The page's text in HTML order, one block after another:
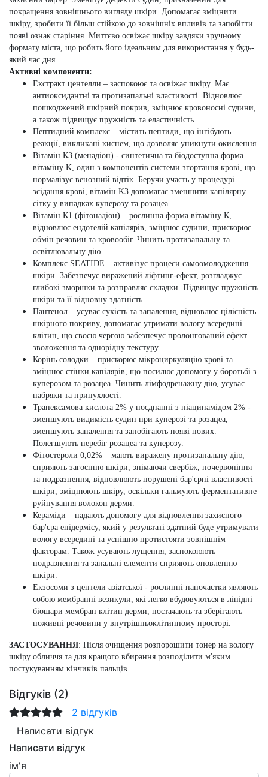
покращення зовнішнього вигляду шкіри. Допомагає зміцнити
шкіру, зробити її більш стійкою до зовнішніх впливів та запобігти
появі ознак старіння. Миттєво освіжає шкіру завдяки зручному
формату міста, що робить його ідеальним для використання у будь-
який час дня.
Активні компоненти:
Екстракт центелли – заспокоює та освіжає шкіру. Має
антиоксидантні та протизапальні властивості. Відновлює
пошкоджений шкірний покрив, зміцнює кровоносні судини,
а також підвищує пружність та еластичність.
Пептидний комплекс – містить пептиди, що інгібують
реакції, викликані киснем, що дозволяє уникнути окислення.
Вітамін К3 (менадіон) - синтетична та біодоступна форма
вітаміну K, один з компонентів системи згортання крові, що
нормалізує венозний відтік. Беручи участь у процедурі
зсідання крові, вітамін K3 допомагає зменшити капілярну
сітку у випадках куперозу та розацеа.
Вітамін К1 (фітонадіон) – рослинна форма вітаміну К,
відновлює ендотелій капілярів, зміцнює судини, прискорює
обмін речовин та кровообіг. Чинить протизапальну та
освітлювальну дію.
Комплекс SEATIDE – активізує процеси самоомолодження
шкіри. Забезпечує виражений ліфтинг-ефект, розгладжує
глибокі зморшки та розправляє складки. Підвищує пружність
шкіри та її відновну здатність.
Пантенол – усуває сухість та запалення, відновлює цілісність
шкірного покриву, допомагає утримати вологу всередині
клітин, що своєю чергою забезпечує пролонгований ефект
зволоження та однорідну текстуру.
Корінь солодки – прискорює мікроциркуляцію крові та
зміцнює стінки капілярів, що посилює допомогу у боротьбі з
куперозом та розацеа. Чинить лімфодренажну дію, усуває
набряки та припухлості.
Транексамова кислота 2% у поєднанні з ніацинамідом 2% -
зменшують видимість судин при куперозі та розацеа,
зменшують запалення та запобігають появі нових.
Полегшують перебіг розацеа та куперозу.
Фітостероли 0,02% – мають виражену протизапальну дію,
сприяють загоєнню шкіри, знімаючи свербіж, почервоніння
та подразнення, відновлюють порушені бар'єрні властивості
шкіри, зміцнюють шкіру, оскільки гальмують ферментативне
руйнування волокон дерми.
Кераміди – надають допомогу для відновлення захисного
бар'єра епідермісу, який у результаті здатний буде утримувати
вологу всередині та успішно протистояти зовнішнім
факторам. Також усувають лущення, заспокоюють
подразнення та запальні елементи сприяють оновленню
шкіри.
Екзосоми з центели азіатської - рослинні наночастки являють
собою мембранні везикули, які легко вбудовуються в ліпідні
біошари мембран клітин дерми, постачають та зберігають
поживні речовини у внутрішньоклітинному просторі.
ЗАСТОСУВАННЯ: Після очищення розпорошити тонер на вологу
шкіру обличчя та для кращого вбирання розподілити м'яким
постукуванням кінчиків пальців.
Відгуків (2)
2 відгуків
Написати відгук
Написати відгук
ім'я